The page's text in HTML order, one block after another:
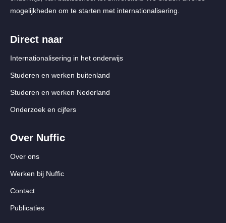
mogelijkheden om te starten met internationalisering.
Direct naar
Internationalisering in het onderwijs
Studeren en werken buitenland
Studeren en werken Nederland
Onderzoek en cijfers
Over Nuffic
Over ons
Werken bij Nuffic
Contact
Publicaties